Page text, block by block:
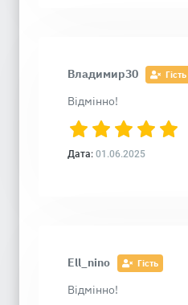
Владимир30 Гість
Відмінно!
Дата: 01.06.2025
Ell_nino Гість
Відмінно!